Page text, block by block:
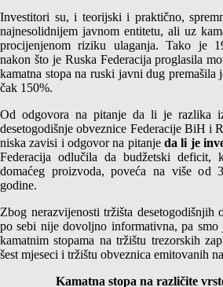
Investitori su, i teorijski i praktično,
najnesolidnijem javnom entitetu, ali uz
procijenjenom riziku ulaganja. Tako je
nakon što je Ruska Federacija proglasila
kamatna stopa na ruski javni dug premašila
čak 150%.
Od odgovora na pitanje da li je razlika
desetogodišnje obveznice Federacije BiH i
niska zavisi i odgovor na pitanje da li je
Federacija odlučila da budžetski
domaćeg proizvoda, poveća na više od
godine.
Zbog nerazvijenosti tržišta desetogodišnjih
po sebi nije dovoljno informativna, pa
kamatnim stopama na tržištu trezorskih
šest mjeseci i tržištu obveznica emitovanih
Kamatna stopa na različite